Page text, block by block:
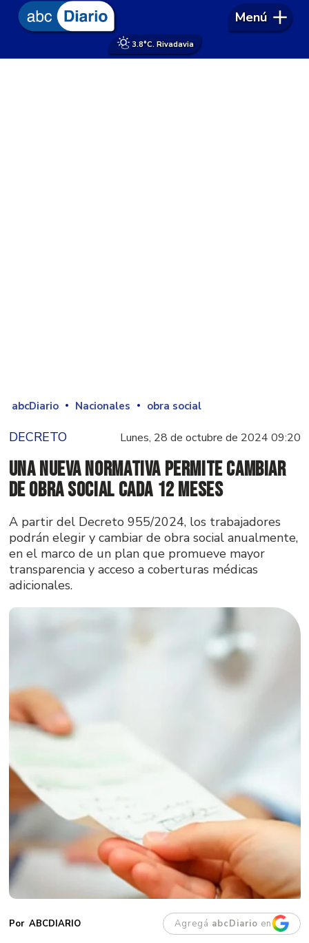
3.8°C. Rivadavia
Menú
abcDiario Nacionales obra social
DECRETO Lunes, 28 de octubre de 2024 09:20
Una nueva normativa permite cambiar
de obra social cada 12 meses
A partir del Decreto 955/2024, los trabajadores
podrán elegir y cambiar de obra social anualmente,
en el marco de un plan que promueve mayor
transparencia y acceso a coberturas médicas
adicionales.
ABCDIARIO Agregá abcDiario en